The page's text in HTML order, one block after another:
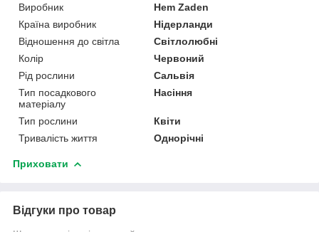
Виробник
Hem Zaden
Країна виробник
Нідерланди
Відношення до світла
Світлолюбні
Колір
Червоний
Рід рослини
Сальвія
Тип посадкового
матеріалу
Насіння
Тип рослини
Квіти
Тривалість життя
Однорічні
Приховати
Відгуки про товар